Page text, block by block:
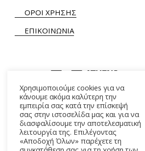
ΟΡΟΙ ΧΡΗΣΗΣ
ΕΠΙΚΟΙΝΩΝΙΑ
ΑΛΚΜΗΝΗΣ 5 – 118 54 ΑΘΗΝΑ
Χρησιμοποιούμε cookies για να
κάνουμε ακόμα καλύτερη την
εμπειρία σας κατά την επίσκεψή
σας στην ιστοσελίδα μας και για να
διασφαλίσουμε την αποτελεσματική
λειτουργία της. Επιλέγοντας
«Αποδοχή Όλων» παρέχετε τη